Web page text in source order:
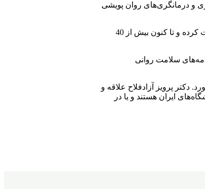
و درمانگری‌های روان پویشی
فعالیت علمی او در دپارتمان روانشناسی دانشگاه تربیت مدرس از سال 1378 آغاز شد. دکتر آزادفلاح طی این سال‌ها پژوهش‌های فراوانی را مدیریت کرده و تا کنون بیش از 40
سلامت روانی
رقم خورد. دکتر پرویز آزادفلاح علاقه و
ایران هستند و یا در